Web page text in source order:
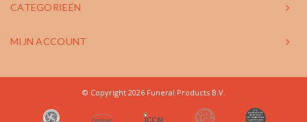
CATEGORIEËN
MIJN ACCOUNT
© Copyright 2026 Funeral Products B.V.